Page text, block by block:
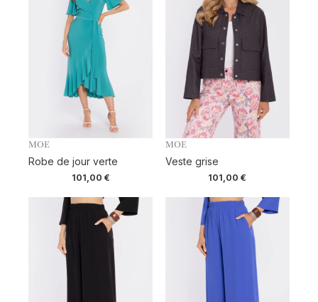
MOE
Robe de jour verte
101,00 €
MOE
Veste grise
101,00€